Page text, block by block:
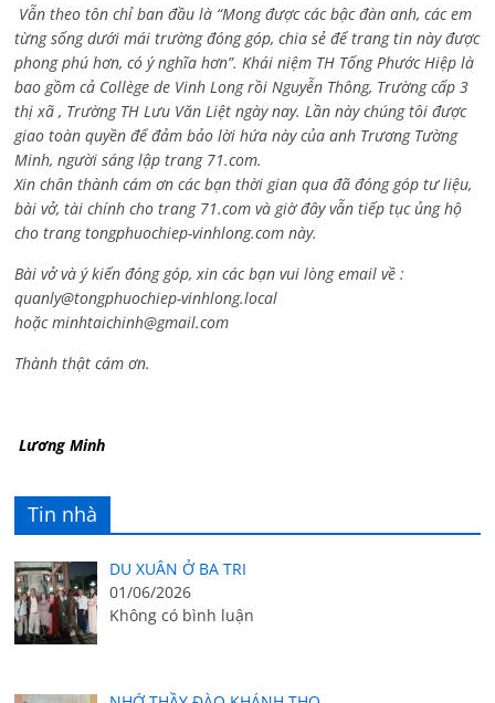
Vẫn theo tôn chỉ ban đầu là “Mong được các bậc đàn anh, các em
từng sống dưới mái trường đóng góp, chia sẻ để trang tin này được
phong phú hơn, có ý nghĩa hơn”. Khái niệm TH Tống Phước Hiệp là
bao gồm cả Collège de Vinh Long rồi Nguyễn Thông, Trường cấp 3
thị xã , Trường TH Lưu Văn Liệt ngày nay. Lần này chúng tôi được
giao toàn quyền để đảm bảo lời hứa này của anh Trương Tường
Minh, người sáng lập trang 71.com.
Xin chân thành cám ơn các bạn thời gian qua đã đóng góp tư liệu,
bài vở, tài chính cho trang 71.com và giờ đây vẫn tiếp tục ủng hộ
cho trang tongphuochiep-vinhlong.com này.
Bài vở và ý kiến đóng góp, xin các bạn vui lòng email về :
quanly@tongphuochiep-vinhlong.local
hoặcminhtaichinh@gmail.com
Thành thật cám ơn.
Lương Minh
Tin nhà
DU XUÂN Ở BA TRI
01/06/2026
Không có bình luận